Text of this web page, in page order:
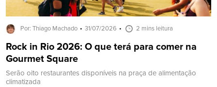
Por: Thiago Machado 31/07/2026 2 mins leitura
Rock in Rio 2026: O que terá para comer na
Gourmet Square
Serão oito restaurantes disponíveis na praça de alimentação
climatizada